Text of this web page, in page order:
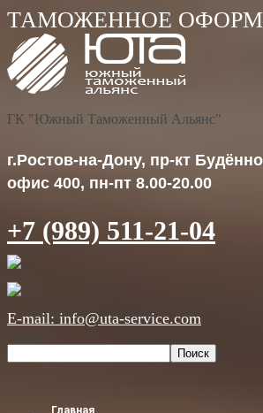
ГК "Южный Таможенный Альянс"
г.Ростов-на-Дону, пр-кт
офис 400, пн-пт 8.00-20.00
+7 (989) 511-21-04
E-mail: info@uta-service.com
Поиск
Главная